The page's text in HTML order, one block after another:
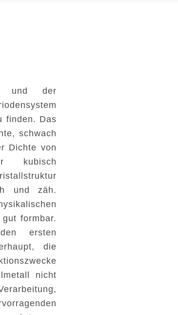
und der
finden. Das
schwach
Dichte von
kubisch
und zäh.
formbar.
ersten
die
nicht